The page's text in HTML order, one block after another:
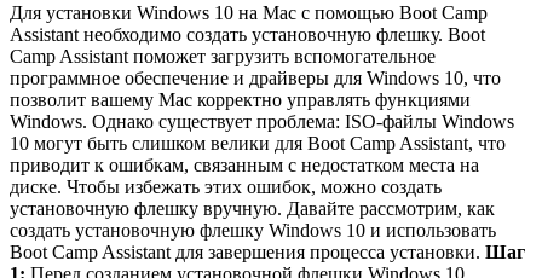
Для установки Windows 10 на Mac с помощью Boot Camp
Assistant необходимо создать установочную флешку. Boot
Camp Assistant поможет загрузить вспомогательное
программное обеспечение и драйверы для Windows 10, что
позволит вашему Mac корректно управлять функциями
Windows. Однако существует проблема: ISO-файлы Windows
10 могут быть слишком велики для Boot Camp Assistant, что
приводит к ошибкам, связанным с недостатком места на
диске. Чтобы избежать этих ошибок, можно создать
установочную флешку вручную. Давайте рассмотрим, как
создать установочную флешку Windows 10 и использовать
Boot Camp Assistant для завершения процесса установки. Шаг
1: Перед созданием установочной флешки Windows 10